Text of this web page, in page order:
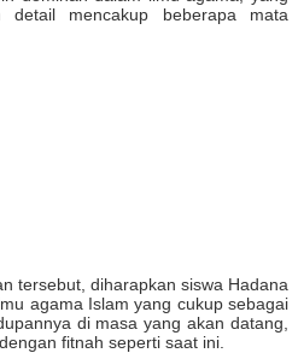
detail mencakup beberapa mata
tersebut, diharapkan siswa Hadana
agama Islam yang cukup sebagai
di masa yang akan datang,
fitnah seperti saat ini.